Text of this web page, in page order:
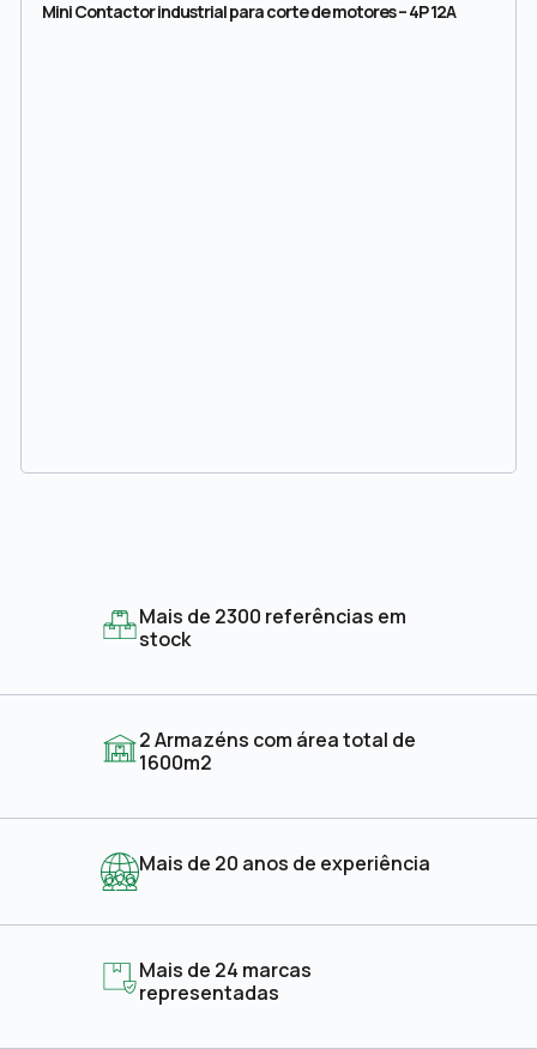
Mini Contactor industrial para corte de motores – 4P 12A
Mais de 2300 referências em
stock
2 Armazéns com área total de
1600m2
Mais de 20 anos de experiência
Mais de 24 marcas
representadas